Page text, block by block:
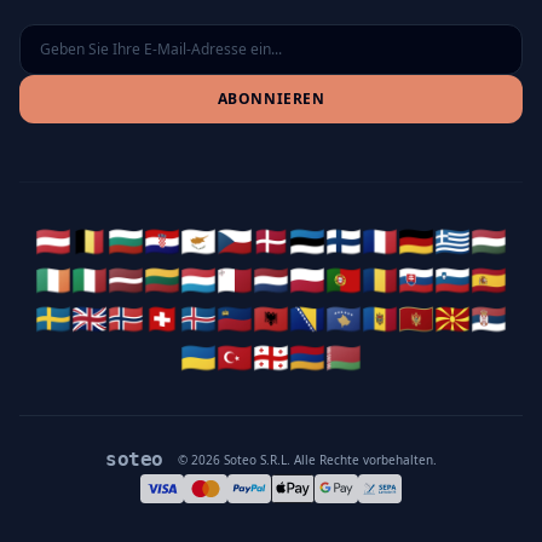
ABONNIEREN
🇦🇹🇧🇪🇧🇬🇭🇷🇨🇾🇨🇿🇩🇰🇪🇪🇫🇮🇫🇷🇩🇪🇬🇷🇭🇺
🇮🇪🇮🇹🇱🇻🇱🇹🇱🇺🇲🇹🇳🇱🇵🇱🇵🇹🇷🇴🇸🇰🇸🇮🇪🇸
🇸🇪🇬🇧🇳🇴🇨🇭🇮🇸🇱🇮🇦🇱🇧🇦🇽🇰🇲🇩🇲🇪🇲🇰🇷🇸
🇺🇦🇹🇷🇬🇪🇦🇲🇧🇾
soteo © 2026 Soteo S.R.L. Alle Rechte vorbehalten.